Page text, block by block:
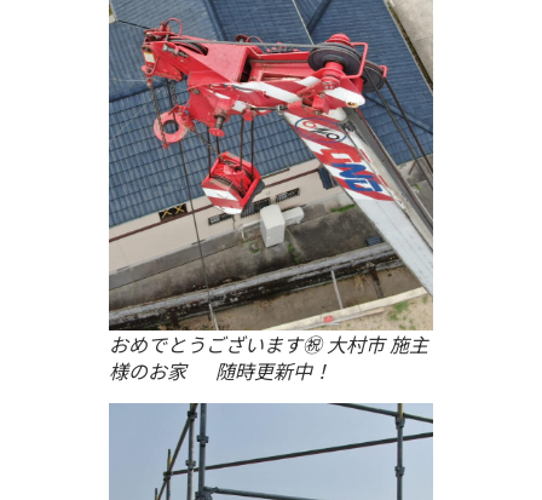
おめでとうございます㊗ 大村市 施主
様のお家 随時更新中！